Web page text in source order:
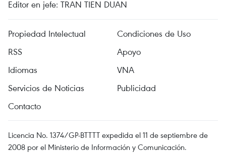
Editor en jefe: TRAN TIEN DUAN
Propiedad Intelectual
Condiciones de Uso
RSS
Apoyo
Idiomas
VNA
Servicios de Noticias
Publicidad
Contacto
Licencia No. 1374/GP-BTTTT expedida el 11 de septiembre de
2008 por el Ministerio de Información y Comunicación.